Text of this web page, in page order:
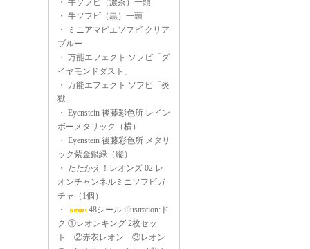
・ 牛ソフビ（濃茶）一頭
・ 牛ソフビ（黒）一頭
・
ミニアマビエソフビ クリア
ブルー
・ 万能エフェクト ソフビ「ダ
イヤモンドダスト」
・ 万能エフェクト ソフビ「炎
獄」
・ Eyenstein 後藤彩色所 レイン
ボーメタリック（横）
・ Eyenstein 後藤彩色所 メタリ
ック紫金銀緑（縦）
・ たたかえ！レオンズ 02 レ
オンチャンネルミニソフビガ
チャ（1個）
・
48シール illustration:ド
ク ①レオンキング 2枚セッ
ト ②赤衣レオン ③レオン